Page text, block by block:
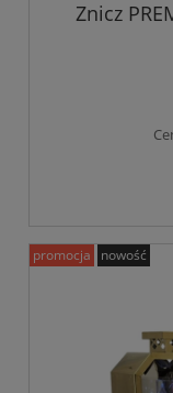
Znicz
promocja nowość